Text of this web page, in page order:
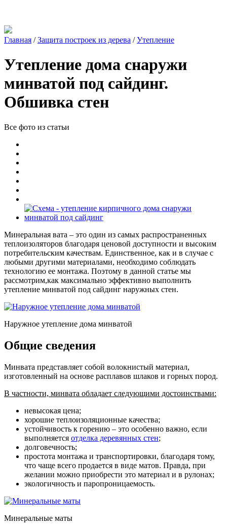
Главная /Защита построек из дерева /Утепление
Утепление дома снаружи
минватой под сайдинг.
Обшивка стен
Все фото из статьи
Минеральная вата – это один из самых распространенных
теплоизоляторов благодаря ценовой доступности и высоким
потребительским качествам. Единственное, как и в случае с
любыми другими материалами, необходимо соблюдать
технологию ее монтажа. Поэтому в данной статье мы
рассмотрим,как максимально эффективно выполнить
утепление минватой под сайдинг наружных стен.
Наружное утепление дома минватой
Общие сведения
Минвата представляет собой волокнистый материал,
изготовленный на основе расплавов шлаков и горных пород.
В частности, минвата обладает следующими достоинствами:
невысокая цена;
хорошие теплоизоляционные качества;
устойчивость к горению – это особенно важно, если
выполняется отделка деревянных стен;
долговечность;
простота монтажа и транспортировки, благодаря тому,
что чаще всего продается в виде матов. Правда, при
желании можно приобрести это материал и в рулонах;
экологичность и паропроницаемость.
Минеральные маты